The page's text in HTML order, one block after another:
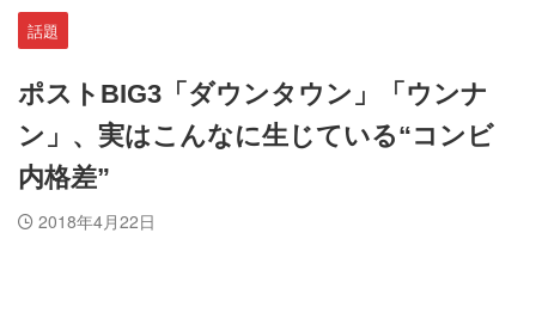
話題
ポストBIG3「ダウンタウン」「ウンナ
ン」、実はこんなに生じている“コンビ
内格差”
2018年4月22日